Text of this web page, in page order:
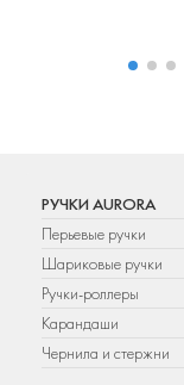
РУЧКИ AURORA
Перьевые ручки
Шариковые ручки
Ручки-роллеры
Карандаши
Чернила и стержни